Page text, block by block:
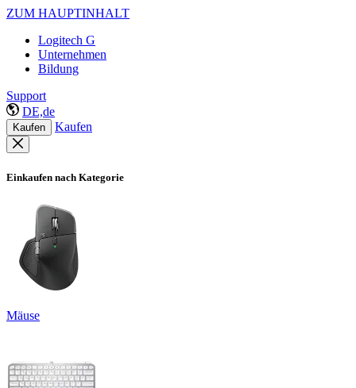
ZUM HAUPTINHALT
Logitech G
Unternehmen
Bildung
Support
DE,de
Kaufen Kaufen
Einkaufen nach Kategorie
Mäuse